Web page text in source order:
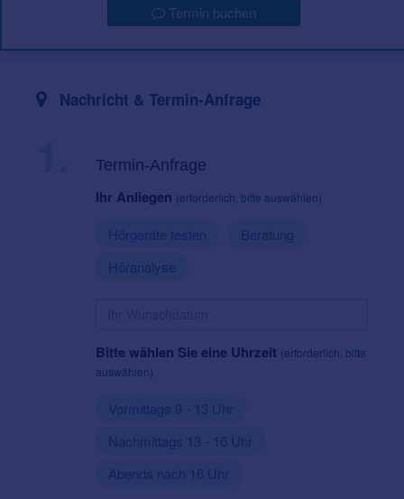
Termin buchen
Nachricht & Termin-Anfrage
Termin-Anfrage
Ihr Anliegen (erforderlich, bitte auswählen)
Hörgeräte testen
Beratung
Höranalyse
Bitte wählen Sie eine Uhrzeit (erforderlich, bitte
auswählen)
Vormittags 9 - 13 Uhr
Nachmittags 13 - 16 Uhr
Abends nach 16 Uhr